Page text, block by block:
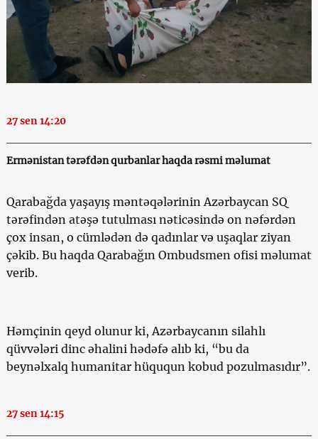
27 sen 14:20
Ermənistan tərəfdən qurbanlar haqda rəsmi məlumat
Qarabağda yaşayış məntəqələrinin Azərbaycan SQ
tərəfindən atəşə tutulması nəticəsində on nəfərdən
çox insan, o cümlədən də qadınlar və uşaqlar ziyan
çəkib. Bu haqda Qarabağın Ombudsmen ofisi məlumat
verib.
Həmçinin qeyd olunur ki, Azərbaycanın silahlı
qüvvələri dinc əhalini hədəfə alıb ki, “bu da
beynəlxalq humanitar hüququn kobud pozulmasıdır”.
27 sen 14:15